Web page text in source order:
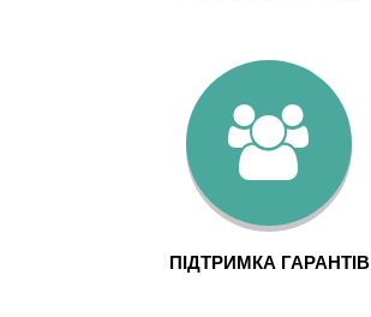
ПІДТРИМКА ГАРАНТІВ